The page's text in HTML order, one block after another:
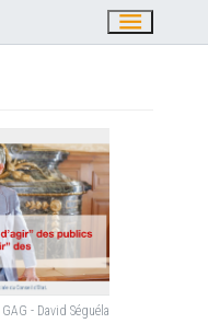
menu
GAG - David Séguéla